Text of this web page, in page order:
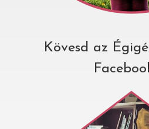
Kövesd az